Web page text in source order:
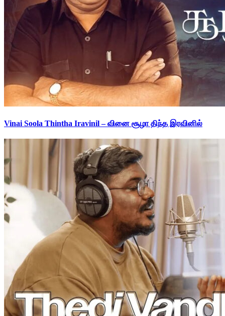
Vinai Soola Thintha Iravinil – வினை சூழா திந்த இரவினில்